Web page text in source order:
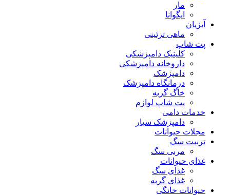
مار
ایگوانا
آبزیان
ماهی تزئینی
پت شاپ
کلینیک دامپزشکی
داروخانه دامپزشکی
دامپزشک
درمانگاه دامپزشک
خاگ گربه
پت شاپ لوازم
خدمات دامی
دامپزشک سیار
مجلات حیوانات
تربیت سگ
مربی سگ
غذای حیوانات
غذای سگ
غذای گربه
حیوانات خانگی